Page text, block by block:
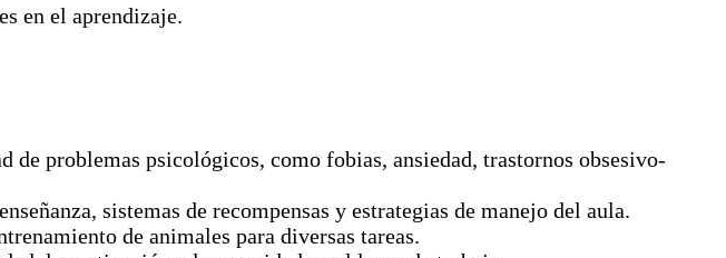
en el aprendizaje.
de problemas psicológicos, como fobias, ansiedad, trastornos obsesivo-
sistemas de recompensas y estrategias de manejo del aula.
de animales para diversas tareas.